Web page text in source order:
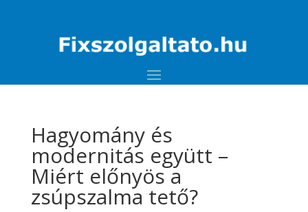
Hagyomány és
modernitás együtt –
Miért előnyös a
zsúpszalma tető?